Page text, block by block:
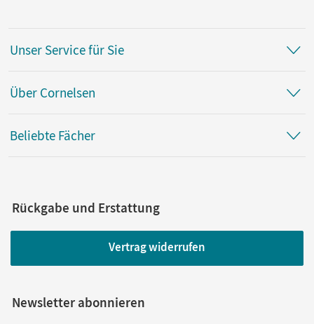
Unser Service für Sie
Über Cornelsen
Beliebte Fächer
Rückgabe und Erstattung
Vertrag widerrufen
Newsletter abonnieren